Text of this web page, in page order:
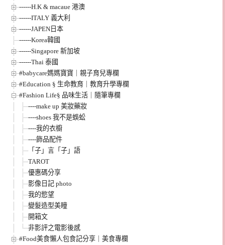
------H.K & macaue 港澳
------ITALY 義大利
------JAPEN日本
------Korea韓國
------Singapore 新加坡
------Thai 泰國
#babycare媽媽寶寶｜親子育兒專欄
#Education § 生命教育｜教育升學專欄
#Fashion Life§ 品味生活｜隨筆專欄
----make up 美妝藥妝
----shoes 我不是蜈蚣
----我的衣櫥
----飾品配件
「子」言「子」語
TAROT
優惠碼分享
影像日記 photo
我的慾望
變髮造型美瞳
開箱文
非影評之電影後感
#Food美食懶人包食記分享｜美食專欄